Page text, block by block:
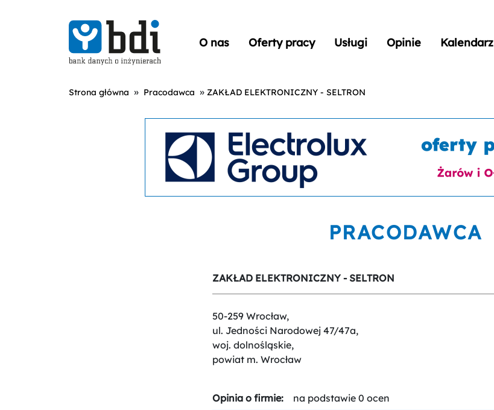
O nas Oferty pracy Usługi Opinie Kalendarz
Strona główna » Pracodawca » ZAKŁAD ELEKTRONICZNY - SELTRON
PRACODAWCA
ZAKŁAD ELEKTRONICZNY - SELTRON
50-259 Wrocław,
ul. Jedności Narodowej 47/47a,
woj. dolnośląskie,
powiat m. Wrocław
Opinia o firmie: na podstawie 0 ocen